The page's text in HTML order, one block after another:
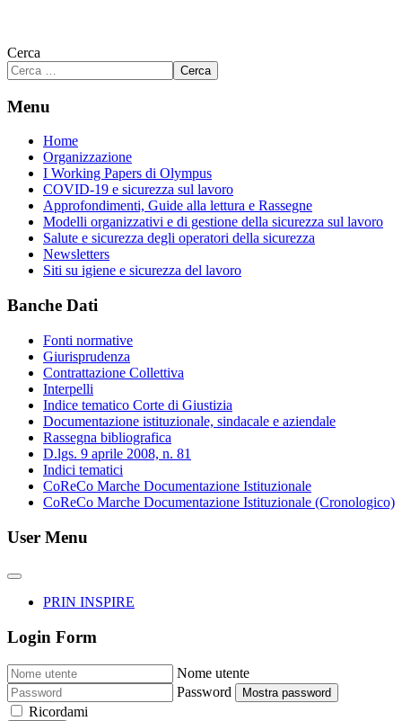
Cerca
Cerca
Menu
Home
Organizzazione
I Working Papers di Olympus
COVID-19 e sicurezza sul lavoro
Approfondimenti, Guide alla lettura e Rassegne
Modelli organizzativi e di gestione della sicurezza sul lavoro
Salute e sicurezza degli operatori della sicurezza
Newsletters
Siti su igiene e sicurezza del lavoro
Banche Dati
Fonti normative
Giurisprudenza
Contrattazione Collettiva
Interpelli
Indice tematico Corte di Giustizia
Documentazione istituzionale, sindacale e aziendale
Rassegna bibliografica
D.lgs. 9 aprile 2008, n. 81
Indici tematici
CoReCo Marche Documentazione Istituzionale
CoReCo Marche Documentazione Istituzionale (Cronologico)
User Menu
PRIN INSPIRE
Login Form
Nome utente
Password
Mostra password
Ricordami